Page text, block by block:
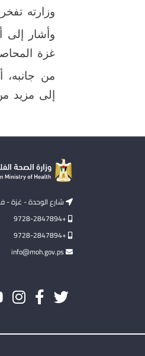
وزارته
وأشار إلى
غزة المحاصر
من جانبه،
إلى مزيد
شارع الوحدة - غزة -
+9728-2847894
+9728-2847894